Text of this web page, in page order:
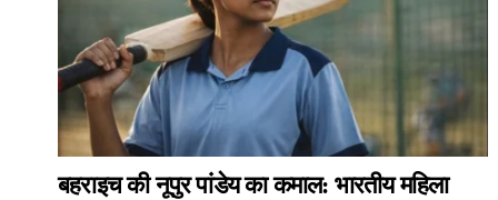
बहराइच की नूपुर पांडेय का कमाल: भारतीय महिला